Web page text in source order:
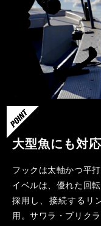
大型魚にも対応
フックは太軸かつ平
イベルは、優れた回
採用し、接続するリ
用。サワラ・ブリク